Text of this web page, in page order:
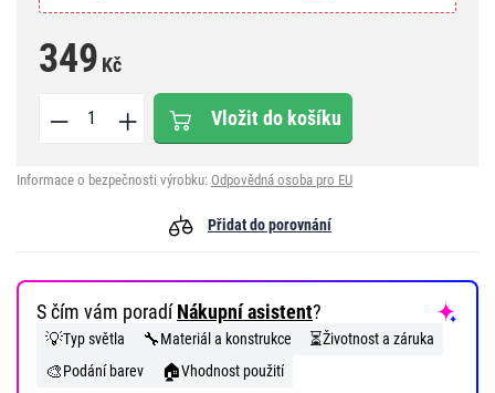
349 Kč
Vložit do košíku
Informace o bezpečnosti výrobku: Odpovědná osoba pro EU
Přidat do porovnání
S čím vám poradíNákupní asistent?
💡Typ světla 🔧Materiál a konstrukce ⏳Životnost a záruka
🎨Podání barev 🏠Vhodnost použití